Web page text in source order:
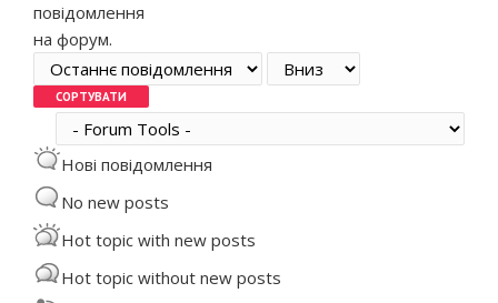
повідомлення
на форум.
Order by
Сортувати
Нові повідомлення
No new posts
Hot topic with new posts
Hot topic without new posts